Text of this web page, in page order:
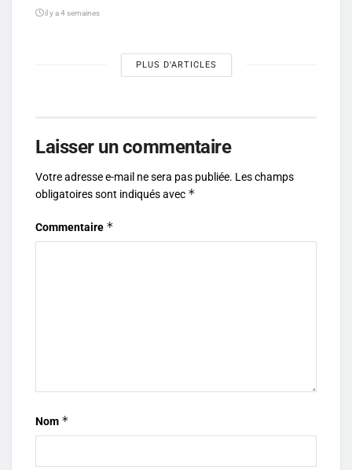
il y a 4 semaines
PLUS D'ARTICLES
Laisser un commentaire
Votre adresse e-mail ne sera pas publiée. Les champs
obligatoires sont indiqués avec *
Commentaire *
Nom *